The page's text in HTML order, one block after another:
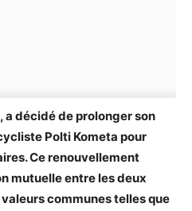
a décidé de prolonger son
Polti Kometa pour
Ce renouvellement
mutuelle entre les deux
communes telles que